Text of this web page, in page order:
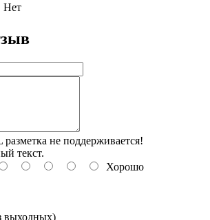
Нет
не поддерживается!
текст.
Хорошо
выходных)